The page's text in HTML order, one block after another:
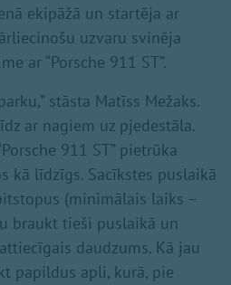
ekipāžā un startēja ar
uzvaru svinēja
ar “Porsche 911 ST”.
stāsta Matīss Mežaks.
ar nagiem uz pjedestāla.
911 ST” pietrūka
kā līdzīgs. Sacīkstes puslaikā
(minimālais laiks –
braukt tieši puslaikā un
daudzums. Kā jau
papildus apli, kurā, pie